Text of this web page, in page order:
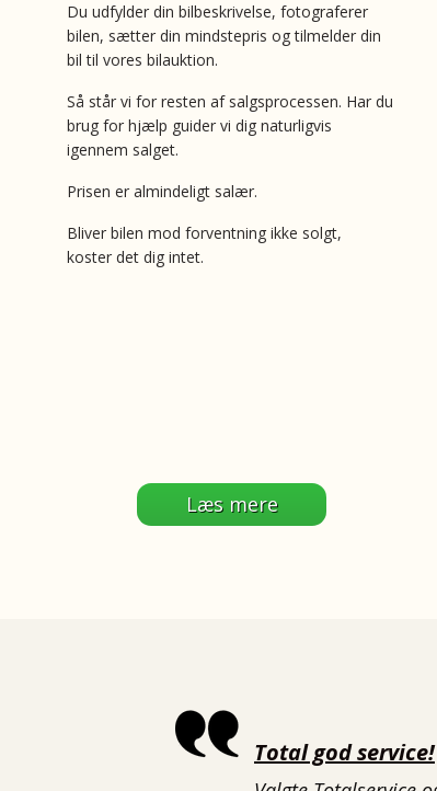
Du udfylder din bilbeskrivelse, fotograferer
bilen, sætter din mindstepris og tilmelder din
bil til vores bilauktion.
Så står vi for resten af salgsprocessen. Har du
brug for hjælp guider vi dig naturligvis
igennem salget.
Prisen er almindeligt salær.
Bliver bilen mod forventning ikke solgt,
koster det dig intet.
Læs mere
Total god service!